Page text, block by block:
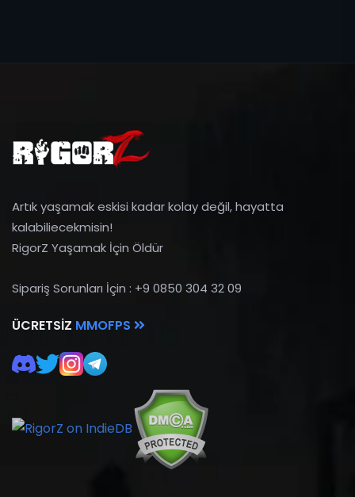
Artık yaşamak eskisi kadar kolay değil, hayatta
kalabiliecekmisin!
RigorZ Yaşamak İçin Öldür
Sipariş Sorunları İçin : +9 0850 304 32 09
ÜCRETSIZ MMOFPS